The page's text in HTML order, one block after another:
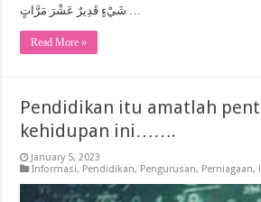
شَيْءٍ قَدِيرٌ عَشْرَ مَرَّاتٍ …
Read More »
Pendidikan itu amatlah
kehidupan ini…….
January 5, 2023
Informasi, Pendidikan, Pengurusan, Perniagaan,